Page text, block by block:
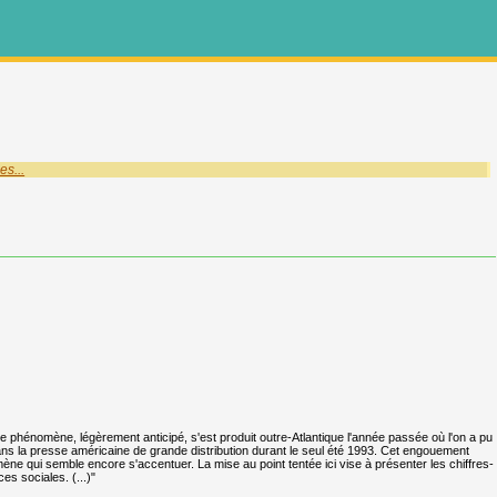
légèrement anticipé, s'est produit outre-Atlantique l'année passée où l'on a pu
la presse américaine de grande distribution durant le seul été 1993. Cet engouement
qui semble encore s'accentuer. La mise au point tentée ici vise à présenter les chiffres-
sociales. (...)"